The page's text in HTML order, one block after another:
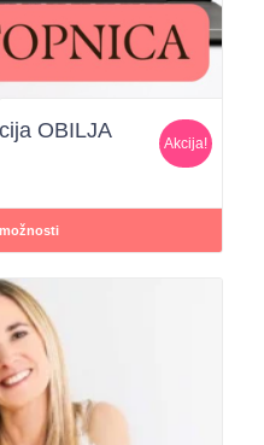
OBILJA
Akcija!